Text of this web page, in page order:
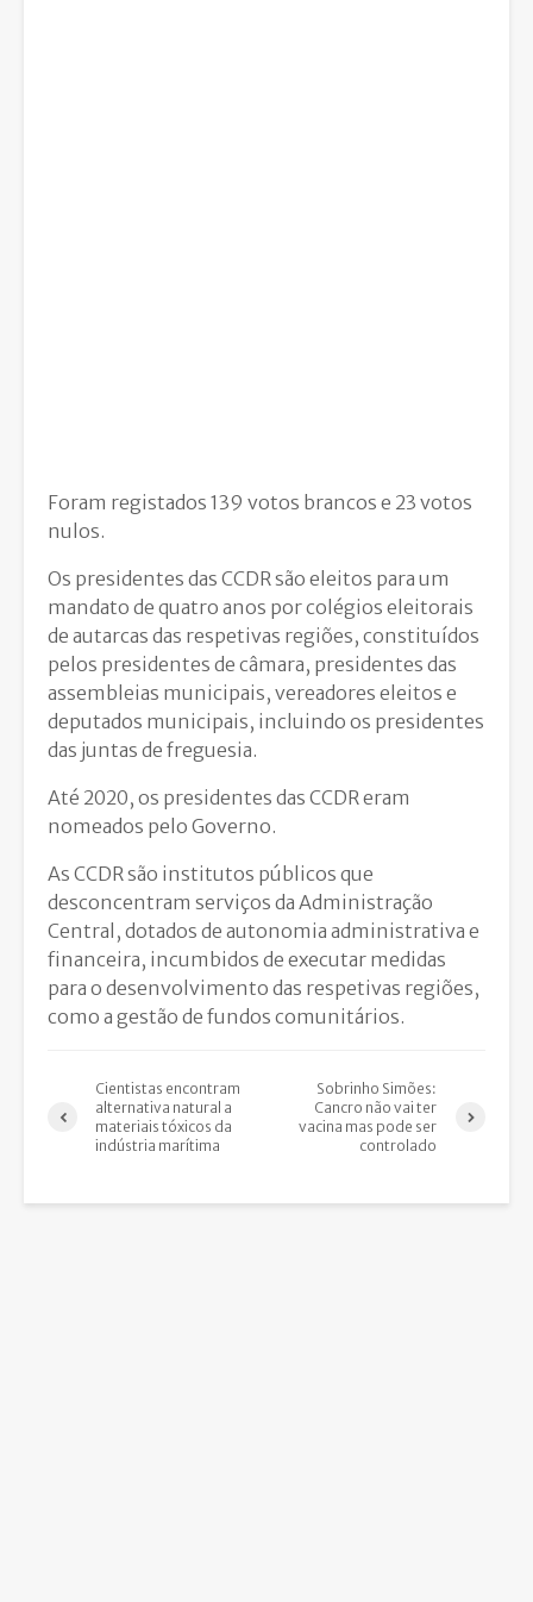
Foram registados 139 votos brancos e 23 votos
nulos.
Os presidentes das CCDR são eleitos para um
mandato de quatro anos por colégios eleitorais
de autarcas das respetivas regiões, constituídos
pelos presidentes de câmara, presidentes das
assembleias municipais, vereadores eleitos e
deputados municipais, incluindo os presidentes
das juntas de freguesia.
Até 2020, os presidentes das CCDR eram
nomeados pelo Governo.
As CCDR são institutos públicos que
desconcentram serviços da Administração
Central, dotados de autonomia administrativa e
financeira, incumbidos de executar medidas
para o desenvolvimento das respetivas regiões,
como a gestão de fundos comunitários.
Cientistas encontram
alternativa natural a
materiais tóxicos da
indústria marítima
Sobrinho Simões:
Cancro não vai ter
vacina mas pode ser
controlado